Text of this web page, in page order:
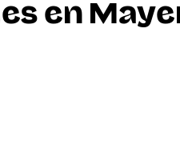
en